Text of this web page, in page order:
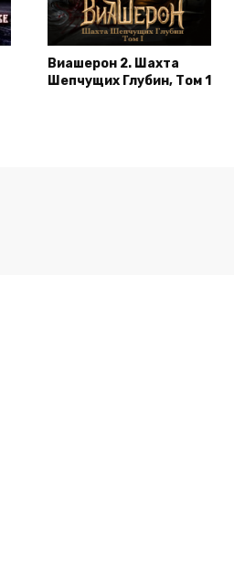
Виашерон 2. Шахта
Шепчущих Глубин, Том 1